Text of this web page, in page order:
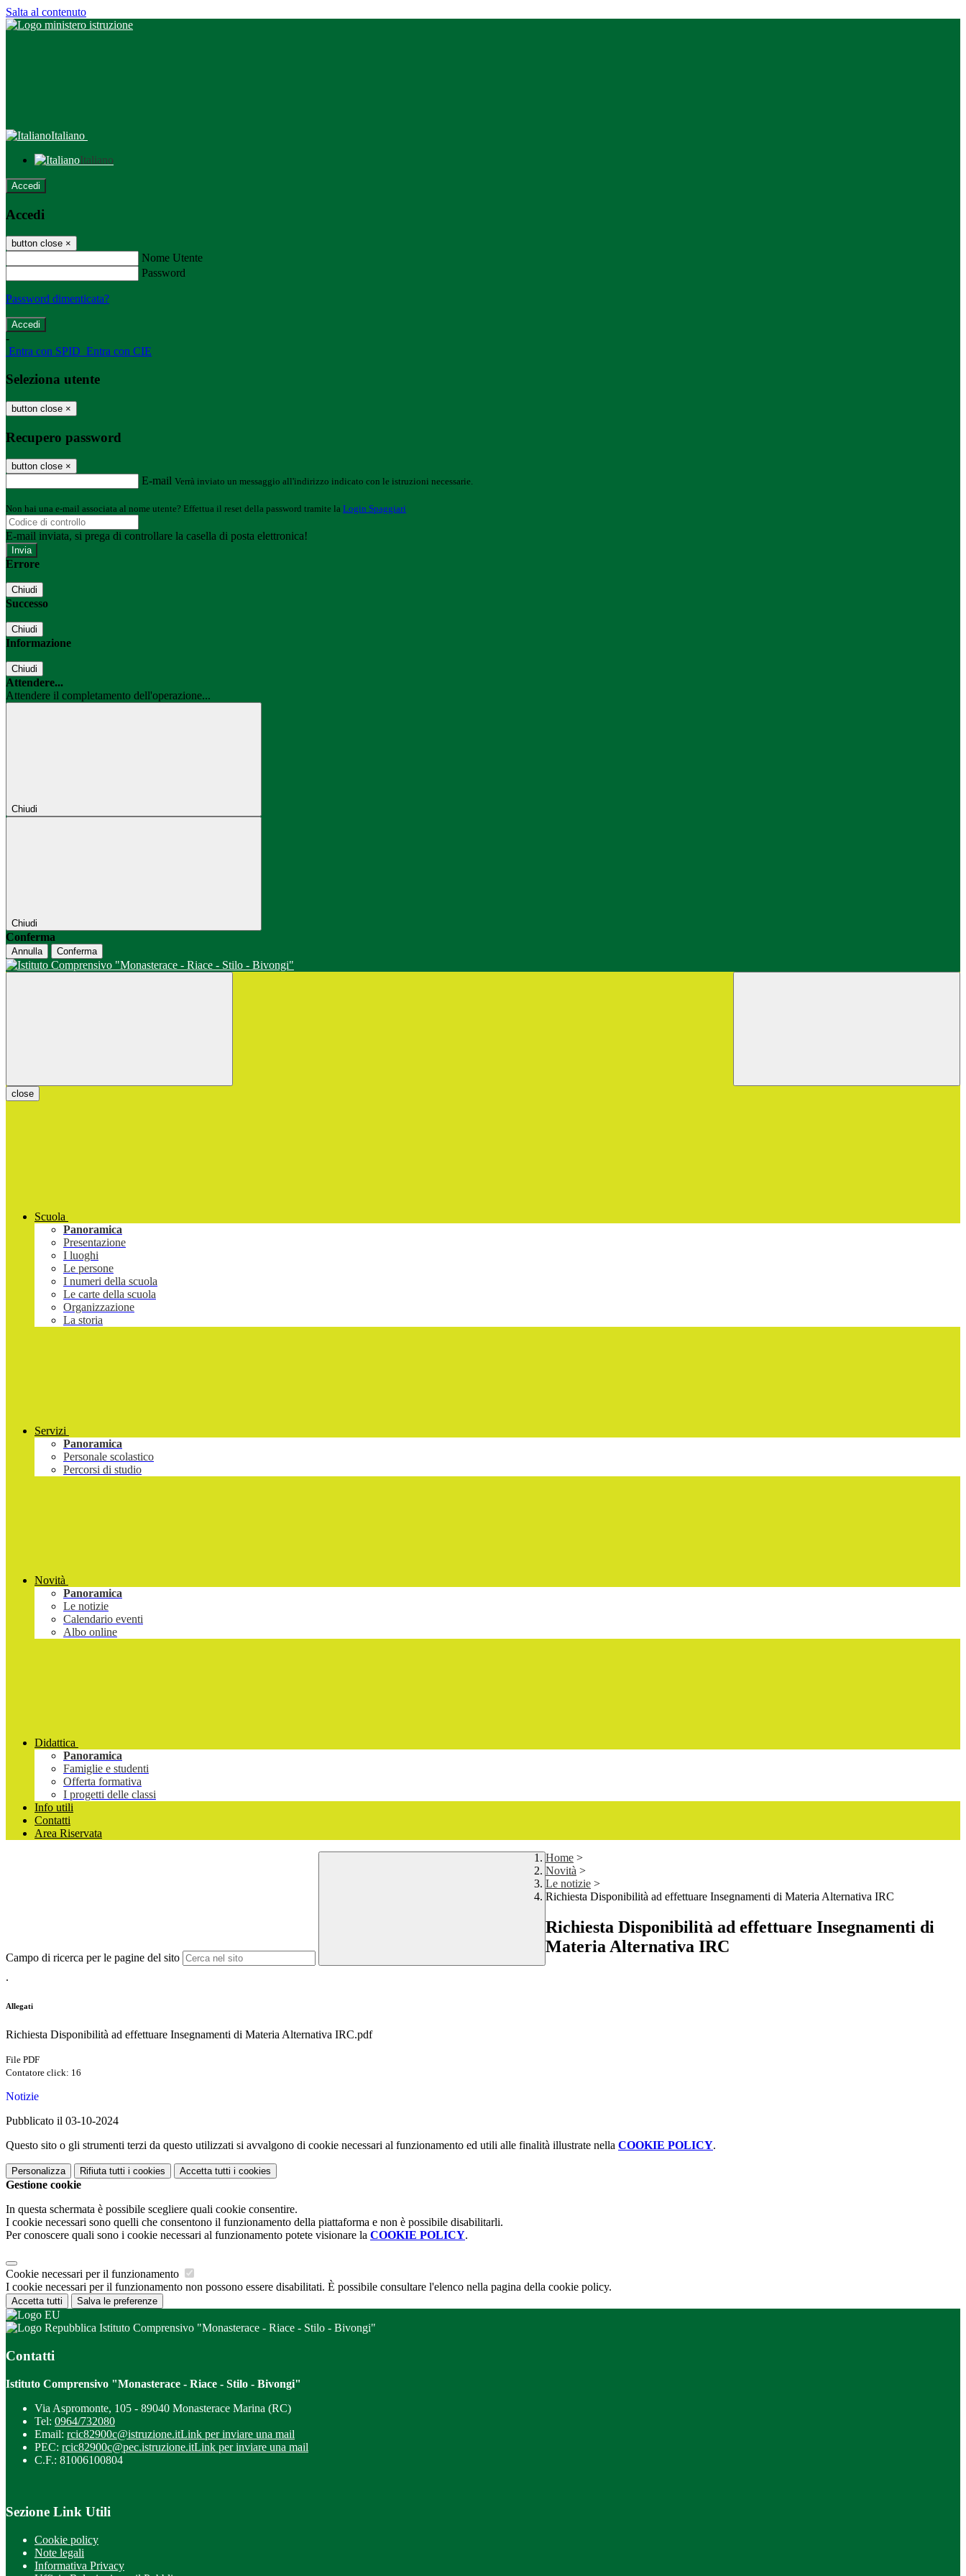
Salta al contenuto
Italiano
Italiano
Accedi
Accedi
button close ×
Nome Utente
Password
Password dimenticata?
-
Entra con SPID Entra con CIE
Seleziona utente
button close ×
Recupero password
button close ×
E-mail Verrà inviato un messaggio all'indirizzo indicato con le istruzioni necessarie.
Non hai una e-mail associata al nome utente? Effettua il reset della password tramite la Login Spaggiari
E-mail inviata, si prega di controllare la casella di posta elettronica!
Errore
Chiudi
Successo
Chiudi
Informazione
Chiudi
Attendere...
Attendere il completamento dell'operazione...
Chiudi
Chiudi
Conferma
Annulla Conferma
close
Scuola
Panoramica
Presentazione
I luoghi
Le persone
I numeri della scuola
Le carte della scuola
Organizzazione
La storia
Servizi
Panoramica
Personale scolastico
Percorsi di studio
Novità
Panoramica
Le notizie
Calendario eventi
Albo online
Didattica
Panoramica
Famiglie e studenti
Offerta formativa
I progetti delle classi
Info utili
Contatti
Area Riservata
Campo di ricerca per le pagine del sito
Home >
Novità >
Le notizie >
Richiesta Disponibilità ad effettuare Insegnamenti di Materia Alternativa IRC
Richiesta Disponibilità ad effettuare Insegnamenti di
Materia Alternativa IRC
.
Allegati
Richiesta Disponibilità ad effettuare Insegnamenti di Materia Alternativa IRC.pdf
File PDF
Contatore click: 16
Notizie
Pubblicato il 03-10-2024
Questo sito o gli strumenti terzi da questo utilizzati si avvalgono di cookie necessari al funzionamento ed utili alle finalità illustrate nella COOKIE POLICY.
Personalizza Rifiuta tutti i cookies Accetta tutti i cookies
Gestione cookie
In questa schermata è possibile scegliere quali cookie consentire.
I cookie necessari sono quelli che consentono il funzionamento della piattaforma e non è possibile disabilitarli.
Per conoscere quali sono i cookie necessari al funzionamento potete visionare la COOKIE POLICY.
Cookie necessari per il funzionamento
I cookie necessari per il funzionamento non possono essere disabilitati. È possibile consultare l'elenco nella pagina della cookie policy.
Accetta tutti Salva le preferenze
Istituto Comprensivo "Monasterace - Riace - Stilo - Bivongi"
Contatti
Istituto Comprensivo "Monasterace - Riace - Stilo - Bivongi"
Via Aspromonte, 105 - 89040 Monasterace Marina (RC)
Tel: 0964/732080
Email: rcic82900c@istruzione.itLink per inviare una mail
PEC: rcic82900c@pec.istruzione.itLink per inviare una mail
C.F.: 81006100804
Sezione Link Utili
Cookie policy
Note legali
Informativa Privacy